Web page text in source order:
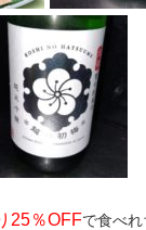
25％OFFで食べ